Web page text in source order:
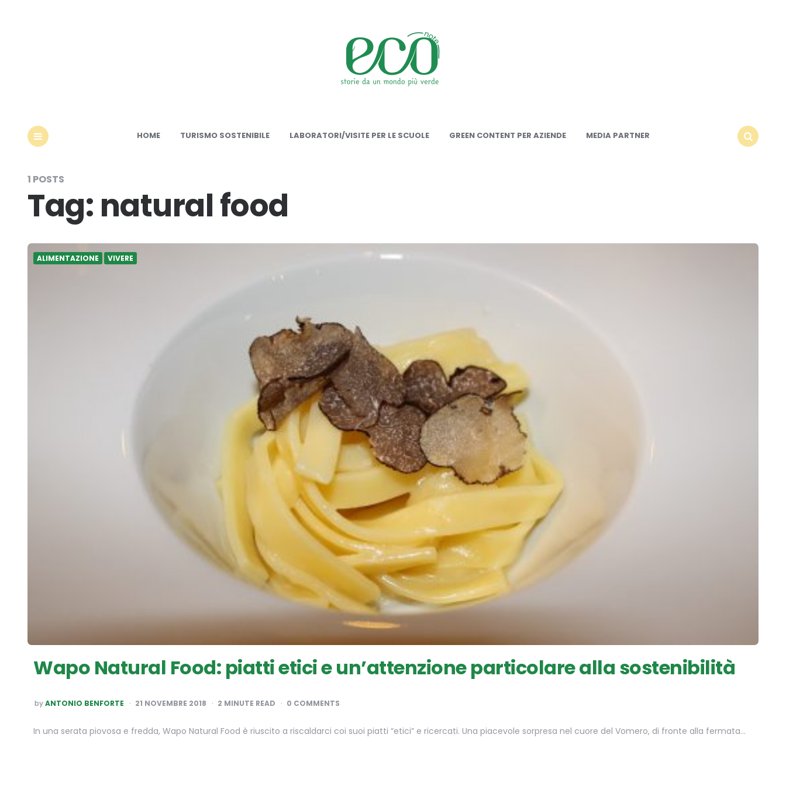
HOME TURISMO SOSTENIBILE LABORATORI/VISITE PER LE SCUOLE GREEN CONTENT PER AZIENDE
MEDIA PARTNER
1 POSTS
Tag: natural food
ALIMENTAZIONE VIVERE
Wapo Natural Food: piatti etici e un’attenzione particolare alla sostenibilità
POSTED
BY
byANTONIO BENFORTE 21 NOVEMBRE 2018 2 MINUTE READ 0 COMMENTS
In una serata piovosa e fredda, Wapo Natural Food è riuscito a riscaldarci coi suoi piatti “etici” e ricercati. Una piacevole sorpresa nel cuore del Vomero, di fronte alla fermata…